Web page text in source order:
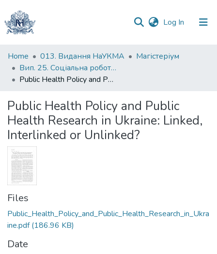
Log In (current)
Communities
&
Collections
Statistics
Home 013. Видання НаУКМА
Магістеріум
Вип. 25. Соціальна робота і охорона здоров'я
Public Health Policy and Public Health Research in Ukraine: Linked, Interlinked or Unlinked?
Public Health Policy and Public
Health Research in Ukraine: Linked,
Interlinked or Unlinked?
Files
Public_Health_Policy_and_Public_Health_Research_in_Ukra
ine.pdf(186.96 KB)
Date